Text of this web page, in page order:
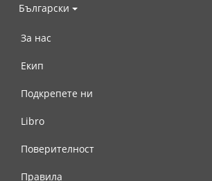
Български
За нас
Екип
Подкрепете ни
Libro
Поверителност
Правила